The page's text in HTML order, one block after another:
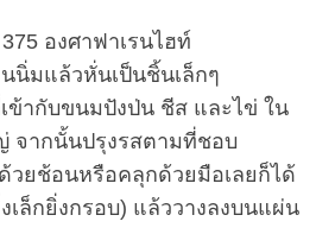
องศาฟาเรนไฮท์
นิ่มแล้วหั่นเป็นชิ้นเล็กๆ
ข้ากับขนมปังป่น ชีส และไข่ ใน
จากนั้นปรุงรสตามที่ชอบ
วยช้อนหรือคลุกด้วยมือเลยก็ได้
เล็กยิ่งกรอบ) แล้ววางลงบนแผ่น